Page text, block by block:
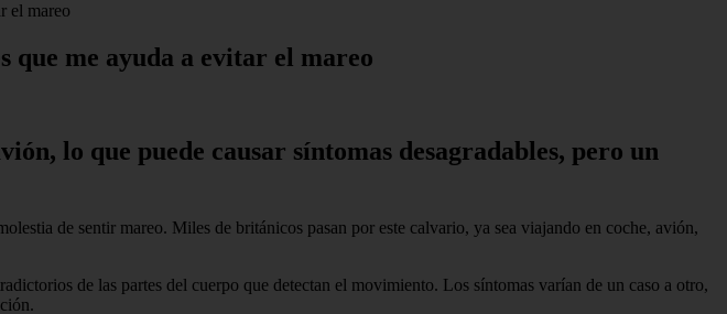
el mareo
que me ayuda a evitar el mareo
lo que puede causar síntomas desagradables, pero un
de sentir mareo. Miles de británicos pasan por este calvario, ya sea viajando en coche, avión,
de las partes del cuerpo que detectan el movimiento. Los síntomas varían de un caso a otro,